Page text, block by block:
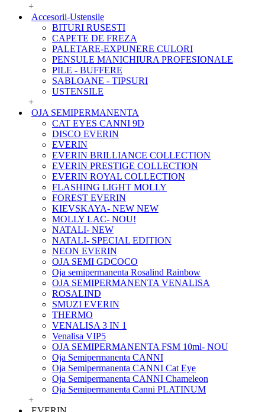
+
Accesorii-Ustensile
BITURI RUSESTI
CAPETE DE FREZA
PALETARE-EXPUNERE CULORI
PENSULE MANICHIURA PROFESIONALE
PILE - BUFFERE
SABLOANE - TIPSURI
USTENSILE
+
OJA SEMIPERMANENTA
CAT EYES CANNI 9D
DISCO EVERIN
EVERIN
EVERIN BRILLIANCE COLLECTION
EVERIN PRESTIGE COLLECTION
EVERIN ROYAL COLLECTION
FLASHING LIGHT MOLLY
FOREST EVERIN
KIEVSKAYA- NEW NEW
MOLLY LAC- NOU!
NATALI- NEW
NATALI- SPECIAL EDITION
NEON EVERIN
OJA SEMI GDCOCO
Oja semipermanenta Rosalind Rainbow
OJA SEMIPERMANENTA VENALISA
ROSALIND
SMUZI EVERIN
THERMO
VENALISA 3 IN 1
Venalisa VIP5
OJA SEMIPERMANENTA FSM 10ml- NOU
Oja Semipermanenta CANNI
Oja Semipermanenta CANNI Cat Eye
Oja Semipermanenta CANNI Chameleon
Oja Semipermanenta Canni PLATINUM
+